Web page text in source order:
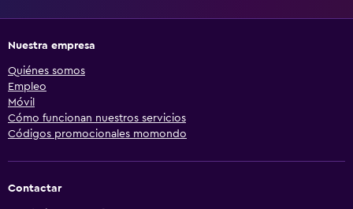
Nuestra empresa
Quiénes somos
Empleo
Móvil
Cómo funcionan nuestros servicios
Códigos promocionales momondo
Contactar